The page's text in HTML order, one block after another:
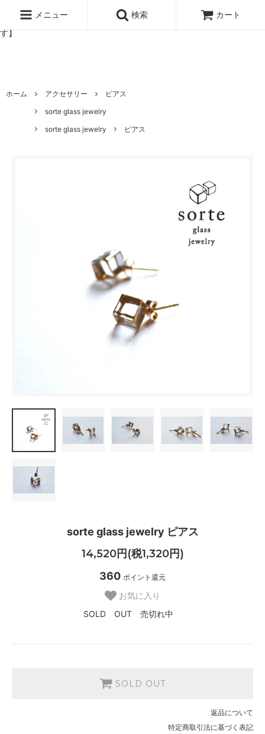
ッタのオンラインストア【アラビア,クイストゴーなどの北欧ヴィンテ
ージ食器,雅峰窯やソルテグラスジュエリーなどの作家の作品が並びま
す】
メニュー 検索 カート
ホーム アクセサリー
ピアス
sorte glass jewelry
sorte glass jewelry
ピアス
sorte glass jewelry ピアス
14,520円(税1,320円)
360 ポイント還元
お気に入り
SOLD OUT 売切れ中
SOLD OUT
返品について
特定商取引法に基づく表記